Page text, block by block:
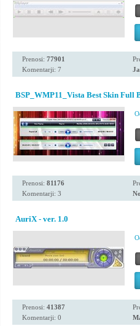
Prenosi: 77901
Komentarji: 7
BSP_WMP11_Vista Best Skin Full
Prenosi: 81176
Komentarji: 3
AuriX - ver. 1.0
Prenosi: 41387
Komentarji: 0